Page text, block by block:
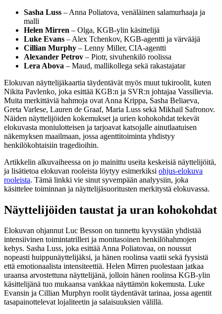
Sasha Luss – Anna Poliatova, venäläinen salamurhaaja ja
malli
Helen Mirren – Olga, KGB-ylin käsittelijä
Luke Evans – Alex Tchenkov, KGB-agentti ja värvääjä
Cillian Murphy – Lenny Miller, CIA-agentti
Alexander Petrov – Piotr, sivuhenkilö roolissa
Lera Abova – Maud, mallikollega sekä rakastajatar
Elokuvan näyttelijäkaartia täydentävät myös muut tukiroolit, kuten
Nikita Pavlenko, joka esittää KGB:n ja SVR:n johtajaa Vassilievia.
Muita merkittäviä hahmoja ovat Anna Krippa, Sasha Beliaeva,
Greta Varlese, Lauren de Graaf, Maria Luss sekä Mikhail Safronov.
Näiden näyttelijöiden kokemukset ja urien kohokohdat tekevät
elokuvasta moniulotteisen ja tarjoavat katsojalle ainutlaatuisen
näkemyksen maailmaan, jossa agenttitoiminta yhdistyy
henkilökohtaisiin tragedioihin.
Artikkelin alkuvaiheessa on jo mainittu useita keskeisiä näyttelijöitä,
ja lisätietoa elokuvan rooleista löytyy esimerkiksi ohjus-elokuva
rooleista. Tämä linkki vie sinut syvempään analyysiin, joka
käsittelee toiminnan ja näyttelijäsuoritusten merkitystä elokuvassa.
Näyttelijöiden taustat ja uran kohokohdat
Elokuvan ohjannut Luc Besson on tunnettu kyvystään yhdistää
intensiivinen toimintatrilleri ja monitasoinen henkilöhahmojen
kehys. Sasha Luss, joka esittää Anna Poliatovaa, on noussut
nopeasti huippunäyttelijäksi, ja hänen roolinsa vaatii sekä fyysistä
että emotionaalista intensiteettiä. Helen Mirren puolestaan jatkaa
uraansa arvostettuna näyttelijänä, jolloin hänen roolinsa KGB-ylin
käsittelijänä tuo mukaansa vankkaa näyttämön kokemusta. Luke
Evansin ja Cillian Murphyn roolit täydentävät tarinaa, jossa agentit
tasapainottelevat lojaliteetin ja salaisuuksien välillä.